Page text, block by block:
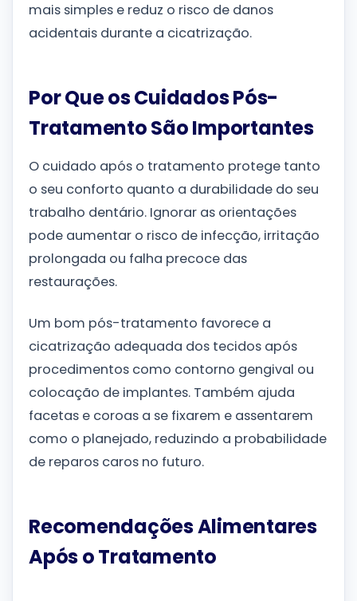
mais simples e reduz o risco de danos
acidentais durante a cicatrização.
Por Que os Cuidados Pós-
Tratamento São Importantes
O cuidado após o tratamento protege tanto
o seu conforto quanto a durabilidade do seu
trabalho dentário. Ignorar as orientações
pode aumentar o risco de infecção, irritação
prolongada ou falha precoce das
restaurações.
Um bom pós-tratamento favorece a
cicatrização adequada dos tecidos após
procedimentos como contorno gengival ou
colocação de implantes. Também ajuda
facetas e coroas a se fixarem e assentarem
como o planejado, reduzindo a probabilidade
de reparos caros no futuro.
Recomendações Alimentares
Após o Tratamento